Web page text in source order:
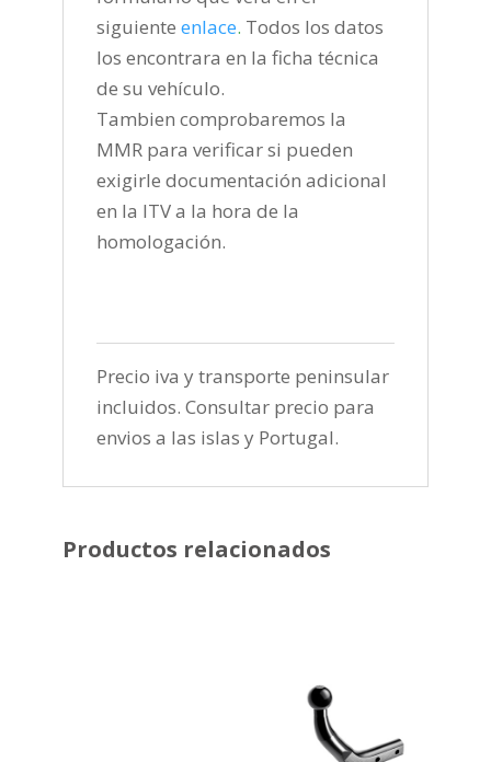
siguiente enlace. Todos los datos
los encontrara en la ficha técnica
de su vehículo.
Tambien comprobaremos la
MMR para verificar si pueden
exigirle documentación adicional
en la ITV a la hora de la
homologación.
Precio iva y transporte peninsular
incluidos. Consultar precio para
envios a las islas y Portugal.
Productos relacionados